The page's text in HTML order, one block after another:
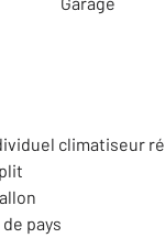
climatiseur
pays